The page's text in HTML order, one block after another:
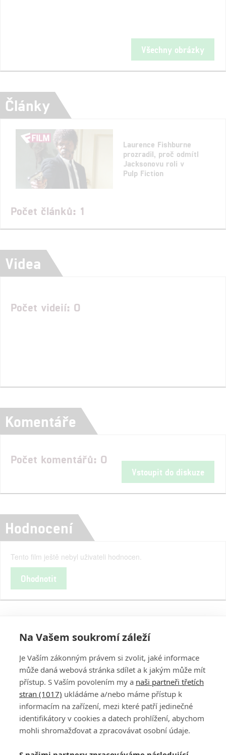
Všechny obrázky
Články
Laurence Fishburne
prozradil, proč odmítl
Jacksonovu roli v
Pulp Fiction
Počet článků: 1
Videa
Počet videií: 0
Komentáře
Počet komentářů: 0
Vstoupit do diskuze
Hodnocení
Tento film ještě nebyl uživateli hodnocen.
Ohodnotit
PŘIHLÁSIT
REGISTROVAT
DISKUZE
Na Vašem soukromí záleží
Je Vaším zákonným právem si zvolit, jaké informace
může daná webová stránka sdílet a k jakým může mít
přístup. S Vaším povolením my a naši partneři třetích
stran (1017) ukládáme a/nebo máme přístup k
informacím na zařízení, mezi které patří jedinečné
identifikátory v cookies a datech prohlížení, abychom
mohli shromažďovat a zpracovávat osobní údaje.